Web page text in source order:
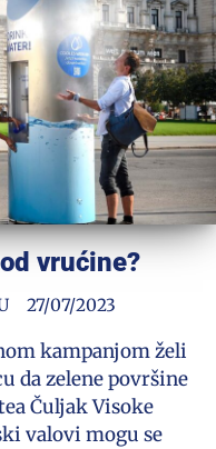
vrućine?
27/07/2023
kampanjom želi
da zelene površine
Čuljak Visoke
valovi mogu se